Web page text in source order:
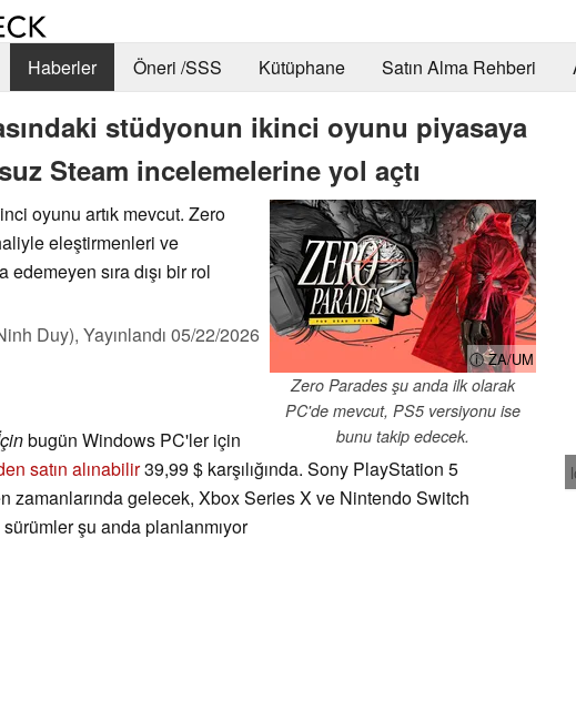
Haberler Öneri /SSS Kütüphane Satın Alma Rehberi
stüdyonun ikinci oyunu piyasaya
Steam incelemelerine yol açtı
ⓘ ZA/UM
Zero Parades şu anda ilk olarak
PC'de mevcut, PS5 versiyonu ise
bunu takip edecek.
oyunu artık mevcut. Zero
eleştirmenleri ve
sıra dışı bir rol
Duy), Yayınlandı 05/22/2026
bugün Windows PC'ler için
satın alınabilir39,99 $ karşılığında. Sony PlayStation 5
zamanlarında gelecek, Xbox Series X ve Nintendo Switch
şu anda planlanmıyor